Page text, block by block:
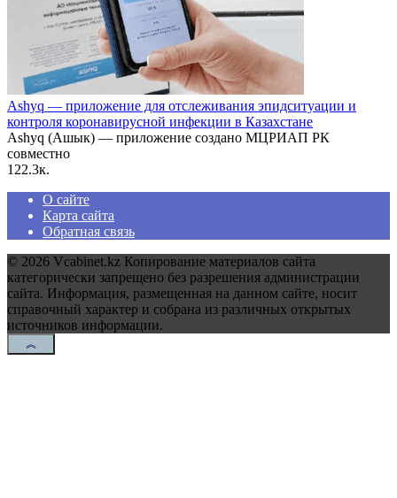
Ashyq — приложение для отслеживания эпидситуации и
контроля коронавирусной инфекции в Казахстане
Ashyq (Ашык) — приложение создано МЦРИАП РК
совместно
1 22.3к.
О сайте
Карта сайта
Обратная связь
© 2026 Vcabinet.kz Копирование материалов сайта
категорически запрещено без разрешения администрации
сайта. Информация, размещенная на данном сайте, носит
справочный характер и собрана из различных открытых
источников информации.